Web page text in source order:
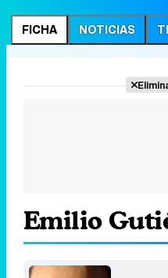
FICHA NOTICIAS
Emilio